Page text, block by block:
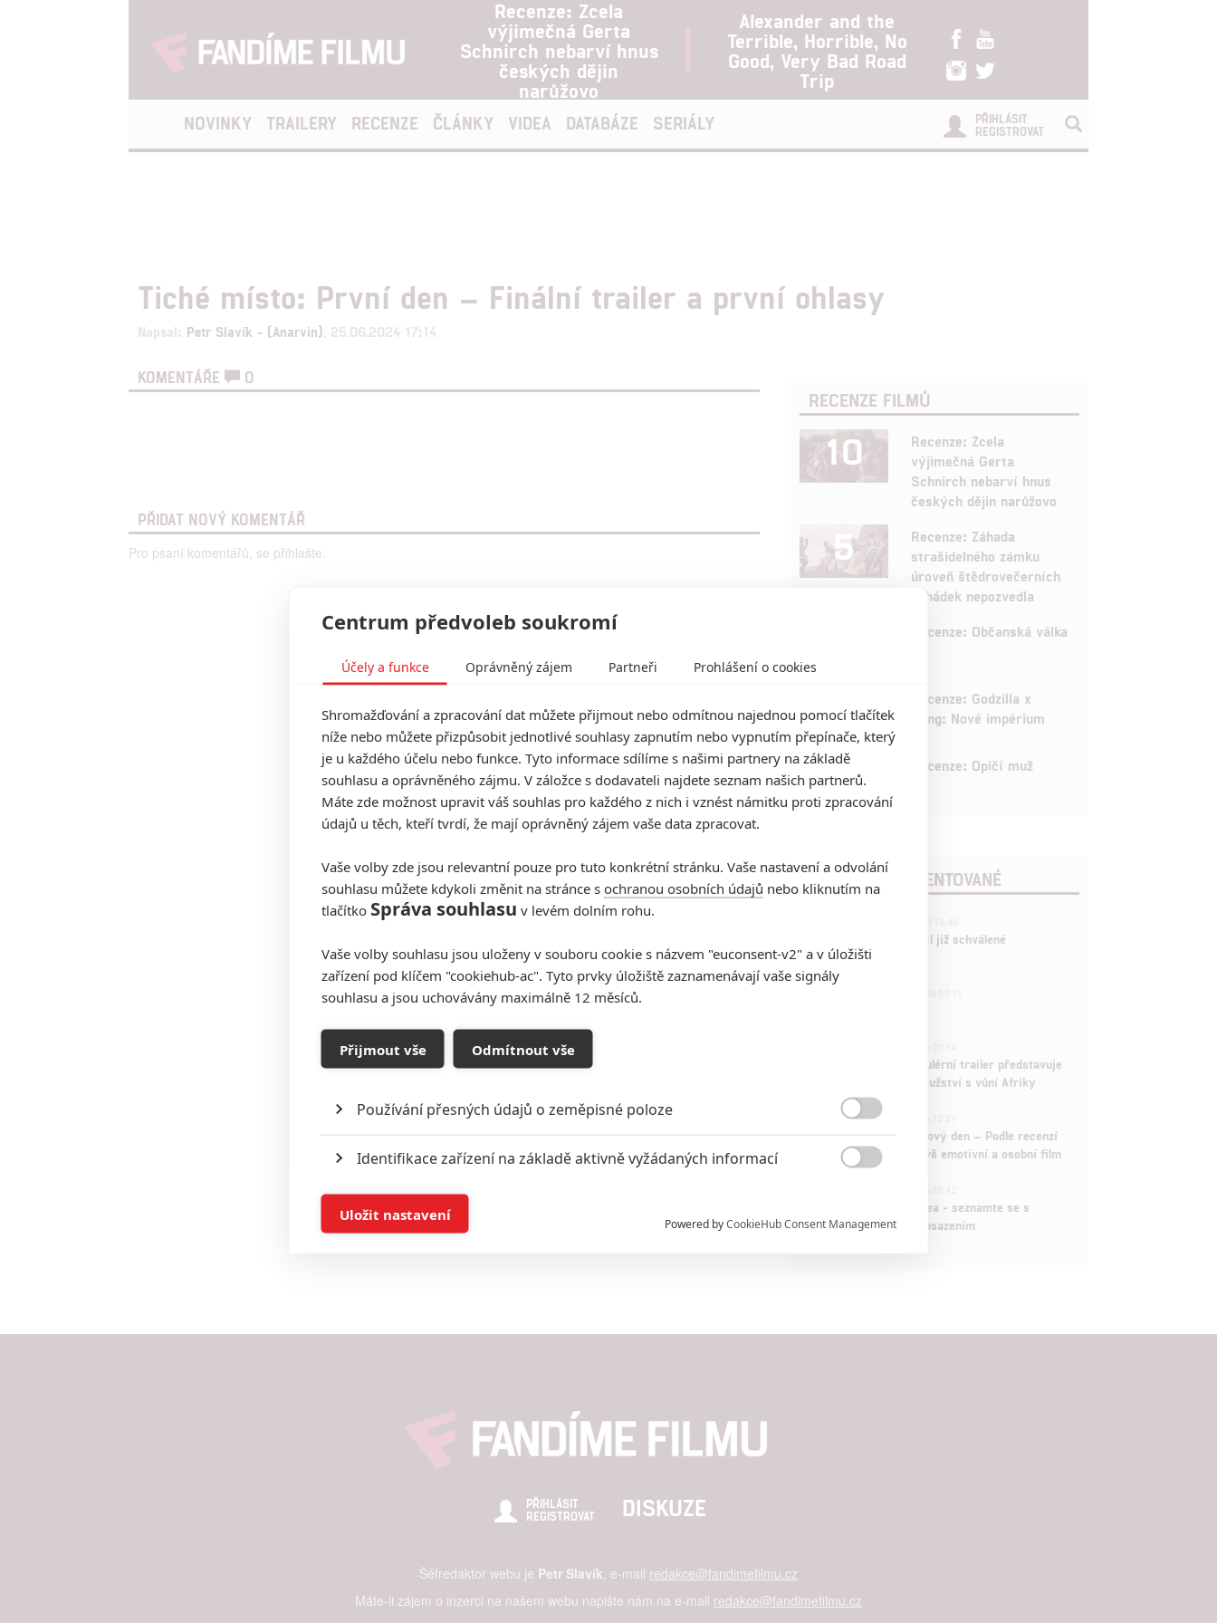
Recenze: Zcela
výjimečná Gerta
Schnirch nebarví hnus
českých dějin
narůžovo
Alexander and the
Terrible, Horrible, No
Good, Very Bad Road
Trip
NOVINKY TRAILERY RECENZE ČLÁNKY VIDEA DATABÁZE SERIÁLY
PŘIHLÁSIT
REGISTROVAT
Tiché místo: První den – Finální trailer a první ohlasy
Napsal: Petr Slavík - (Anarvin) , 25.06.2024 17:14
KOMENTÁŘE 0
PŘIDAT NOVÝ KOMENTÁŘ
Pro psaní komentářů, se přihlašte.
RECENZE FILMŮ
10
Recenze: Zcela
výjimečná Gerta
Schnirch nebarví hnus
českých dějin narůžovo
5
Recenze: Záhada
strašidelného zámku
úroveň štědrovečerních
pohádek nepozvedla
Recenze: Občanská válka
6
Recenze: Godzilla x
Kong: Nové impérium
8 Recenze: Opičí muž
POSLEDNÍ KOMENTOVANÉ
Marvel nečekaně zrušil již schválené
pokračování
433
Děti krve a kostí: Regulérní trailer představuje
akční fantasy dobrodružství s vůní Afriky
ČLÁNEK | 30.07.2026 12:31
Spider-Man: Zbrusu nový den – Podle recenzí
máme čekat překvapivě emotivní a osobní film
Velké preview: Odyssea - seznamte se s
maximálně nabitým obsazením
PŘIHLÁSIT
REGISTROVAT
DISKUZE
Šéfredaktor webu je Petr Slavík , e-mail redakce@fandimefilmu.cz
Máte-li zájem o inzerci na našem webu napište nám na e-mail redakce@fandimefilmu.cz
Centrum předvoleb soukromí
Účely a funkce Oprávněný zájem Partneři Prohlášení o cookies
Shromažďování a zpracování dat můžete přijmout nebo odmítnou najednou pomocí tlačítek
níže nebo můžete přizpůsobit jednotlivé souhlasy zapnutím nebo vypnutím přepínače, který
je u každého účelu nebo funkce. Tyto informace sdílíme s našimi partnery na základě
souhlasu a oprávněného zájmu. V záložce s dodavateli najdete seznam našich partnerů.
Máte zde možnost upravit váš souhlas pro každého z nich i vznést námitku proti zpracování
údajů u těch, kteří tvrdí, že mají oprávněný zájem vaše data zpracovat.
Vaše volby zde jsou relevantní pouze pro tuto konkrétní stránku. Vaše nastavení a odvolání
souhlasu můžete kdykoli změnit na stránce s ochranou osobních údajů nebo kliknutím na
tlačítko Správa souhlasu v levém dolním rohu.
Vaše volby souhlasu jsou uloženy v souboru cookie s názvem "euconsent-v2" a v úložišti
zařízení pod klíčem "cookiehub-ac". Tyto prvky úložiště zaznamenávají vaše signály
souhlasu a jsou uchovávány maximálně 12 měsíců.
Přijmout vše Odmítnout vše
Používání přesných údajů o zeměpisné poloze
Identifikace zařízení na základě aktivně vyžádaných informací
Ukládání a/nebo přístup k informacím v zařízení

Poskytování a zobrazování reklamy a obsahu
Powered byCookieHub Consent Management
Uložit nastavení